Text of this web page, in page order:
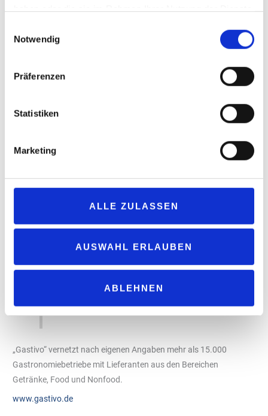
Notwendig
Präferenzen
Statistiken
Marketing
ALLE ZULASSEN
AUSWAHL ERLAUBEN
ABLEHNEN
Mit dem neuen Shop sieht „Gastivo“ auch die Grundlage für den
Programm, neue Kommunikationslösungen und zusätzliche
bereits heute der Branchenstandard für die
technologische Basis, um Prozesse zu
vereinfachen, Marktpartner digital zu
durch exklusive Angebote, mit denen
Gastronomen Cashback-Guthaben sammeln
können.“
„Gastivo“ vernetzt nach eigenen Angaben mehr als 15.000
Gastronomiebetriebe mit Lieferanten aus den Bereichen
Getränke, Food und Nonfood.
www.gastivo.de